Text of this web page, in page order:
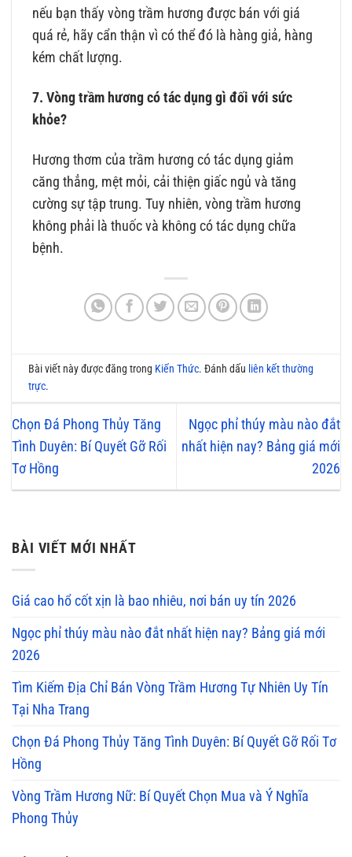
nếu bạn thấy vòng trầm hương được bán với giá
quá rẻ, hãy cẩn thận vì có thể đó là hàng giả, hàng
kém chất lượng.
7. Vòng trầm hương có tác dụng gì đối với sức
khỏe?
Hương thơm của trầm hương có tác dụng giảm
căng thẳng, mệt mỏi, cải thiện giấc ngủ và tăng
cường sự tập trung. Tuy nhiên, vòng trầm hương
không phải là thuốc và không có tác dụng chữa
bệnh.
Bài viết này được đăng trong Kiến Thức. Đánh dấu liên kết thường
trực.
Chọn Đá Phong Thủy Tăng
Tình Duyên: Bí Quyết Gỡ Rối
Tơ Hồng
Ngọc phỉ thúy màu nào đắt
nhất hiện nay? Bảng giá mới
2026
BÀI VIẾT MỚI NHẤT
Giá cao hổ cốt xịn là bao nhiêu, nơi bán uy tín 2026
Ngọc phỉ thúy màu nào đắt nhất hiện nay? Bảng giá mới
2026
Tìm Kiếm Địa Chỉ Bán Vòng Trầm Hương Tự Nhiên Uy Tín
Tại Nha Trang
Chọn Đá Phong Thủy Tăng Tình Duyên: Bí Quyết Gỡ Rối Tơ
Hồng
Vòng Trầm Hương Nữ: Bí Quyết Chọn Mua và Ý Nghĩa
Phong Thủy